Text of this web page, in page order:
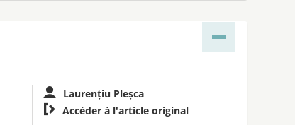
Laurențiu Pleșca
 Accéder à l'article original